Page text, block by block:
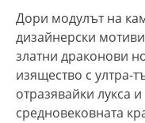
Дори модулът на
дизайнерски
златни драконови
изящество с ултра-
отразявайки лукса
средновековната